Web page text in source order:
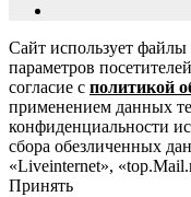
Сайт использует
параметров
согласие с политикой
применением данных
конфиденциальности
сбора обезличенных
«Liveinternet»,
Принять